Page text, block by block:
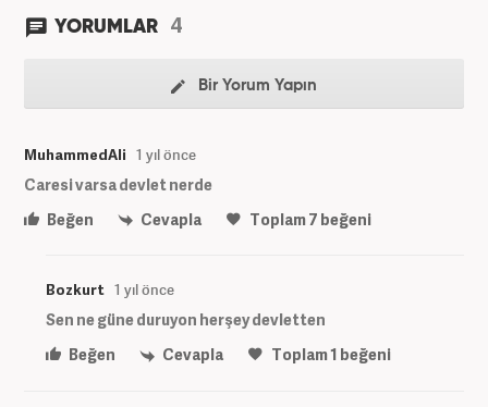
YORUMLAR 4
Bir Yorum Yapın
MuhammedAli 1 yıl önce
Caresi varsa devlet nerde
Beğen
Cevapla Toplam7 beğeni
Bozkurt 1 yıl önce
Sen ne güne duruyon herşey devletten
Beğen
Cevapla Toplam1 beğeni